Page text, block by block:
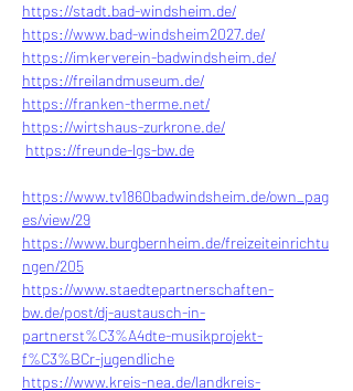
https://stadt.bad-windsheim.de/
https://www.bad-windsheim2027.de/
https://imkerverein-badwindsheim.de/
https://freilandmuseum.de/
https://franken-therme.net/
https://wirtshaus-zurkrone.de/
https://freunde-lgs-bw.de
https://www.tv1860badwindsheim.de/own_pag
es/view/29
https://www.burgbernheim.de/freizeiteinrichtu
ngen/205
https://www.staedtepartnerschaften-
bw.de/post/dj-austausch-in-
partnerst%C3%A4dte-musikprojekt-
f%C3%BCr-jugendliche
https://www.kreis-nea.de/landkreis-